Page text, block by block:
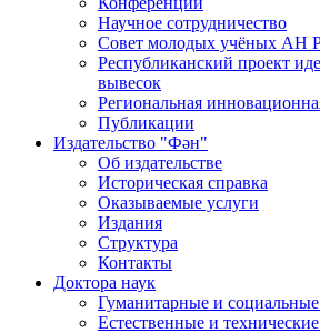
Научное сотрудничество
Совет молодых учёных АН
Республиканский проект
вывесок
Региональная
Публикации
Издательство "Фән"
Об издательстве
Историческая справка
Оказываемые услуги
Издания
Структура
Контакты
Доктора наук
Гуманитарные и
Естественные и